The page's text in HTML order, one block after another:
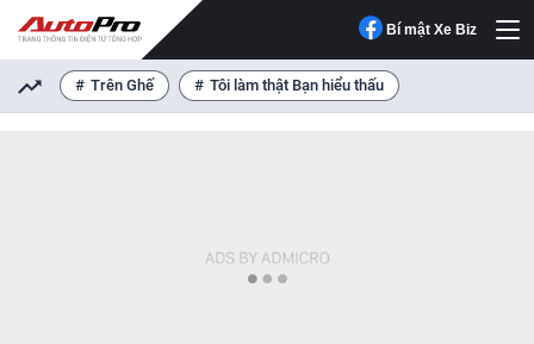
Bí mật Xe Biz
Trên Ghế Tôi làm thật Bạn hiểu thấu